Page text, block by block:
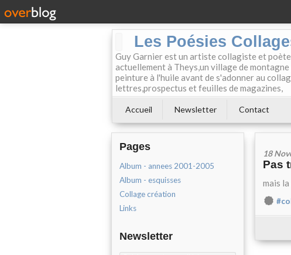
Les Poésies
Guy Garnier est un artiste collagiste et
actuellement à Theys,un village de
peinture à l'huile avant de s'adonner au
lettres,prospectus et feuilles de magazines,
Accueil Newsletter Contact
Pages
Album - annees 2001-2005
Album - esquisses
Collage création
Links
Newsletter
18
Pas
mais